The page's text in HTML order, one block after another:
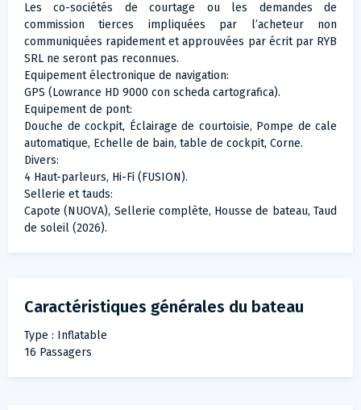
Les co-sociétés de courtage ou les demandes de
commission tierces impliquées par l’acheteur non
communiquées rapidement et approuvées par écrit par RYB
SRL ne seront pas reconnues.
Equipement électronique de navigation:
GPS (Lowrance HD 9000 con scheda cartografica).
Equipement de pont:
Douche de cockpit, Éclairage de courtoisie, Pompe de cale
automatique, Echelle de bain, table de cockpit, Corne.
Divers:
4 Haut-parleurs, Hi-Fi (FUSION).
Sellerie et tauds:
Capote (NUOVA), Sellerie complète, Housse de bateau, Taud
de soleil (2026).
Caractéristiques générales du bateau
Type : Inflatable
16 Passagers